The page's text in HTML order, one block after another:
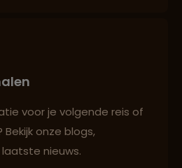
reisadvies
reisroutes
voor je volgende reis of
onze blogs,
nieuws.